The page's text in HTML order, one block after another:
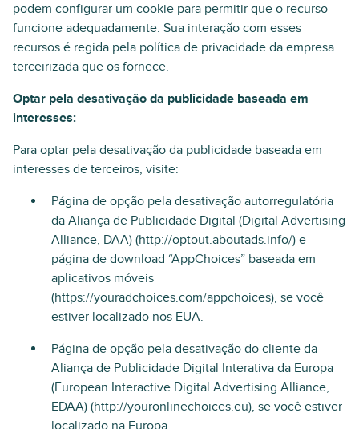
podem configurar um cookie para permitir que o recurso
funcione adequadamente. Sua interação com esses
recursos é regida pela política de privacidade da empresa
terceirizada que os fornece.
Optar pela desativação da publicidade baseada em
interesses:
Para optar pela desativação da publicidade baseada em
interesses de terceiros, visite:
Página de opção pela desativação autorregulatória
da Aliança de Publicidade Digital (Digital Advertising
Alliance, DAA) (http://optout.aboutads.info/) e
página de download “AppChoices” baseada em
aplicativos móveis
(https://youradchoices.com/appchoices), se você
estiver localizado nos EUA.
Página de opção pela desativação do cliente da
Aliança de Publicidade Digital Interativa da Europa
(European Interactive Digital Advertising Alliance,
EDAA) (http://youronlinechoices.eu), se você estiver
localizado na Europa.